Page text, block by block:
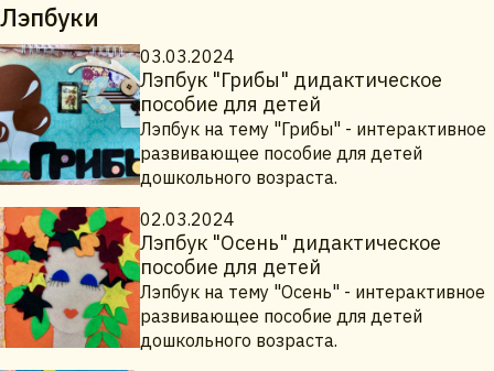
Лэпбуки
03.03.2024
Лэпбук "Грибы" дидактическое
пособие для детей
Лэпбук на тему "Грибы" - интерактивное
развивающее пособие для детей
дошкольного возраста.
02.03.2024
Лэпбук "Осень" дидактическое
пособие для детей
Лэпбук на тему "Осень" - интерактивное
развивающее пособие для детей
дошкольного возраста.